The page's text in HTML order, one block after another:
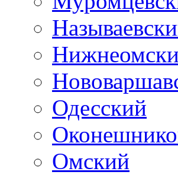
Одесский
Омский